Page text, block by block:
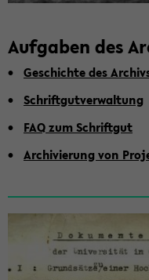
Auf­ga­ben des
Ge­schich­te des
Schrift­gut­ver­wal­tung
FAQ zum Schrift­gut
Ar­chi­vie­rung von